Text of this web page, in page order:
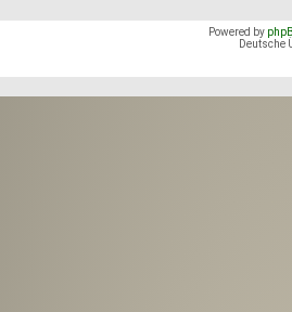
Powered by
Deutsche